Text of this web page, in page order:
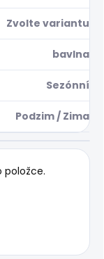
Zvolte variantu
bavlna
Sezónní
Podzim / Zima
položce.